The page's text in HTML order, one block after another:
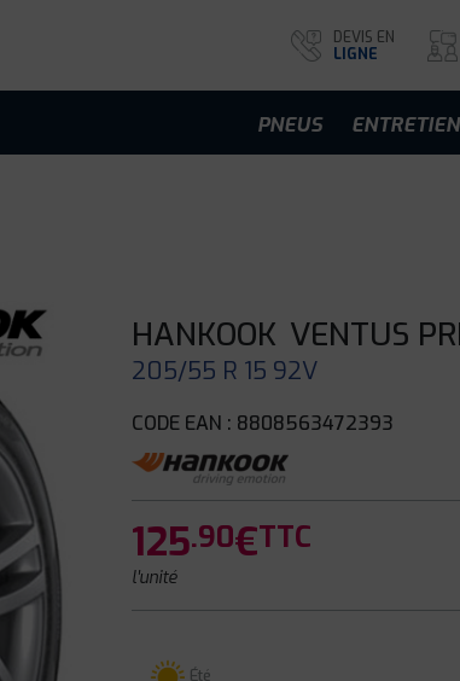
DEVIS EN
LIGNE
PNEUS ENTRETIEN
HANKOOK VENTUS
205/55 R 15 92V
CODE EAN : 8808563472393
125.90€TTC
l'unité
Été